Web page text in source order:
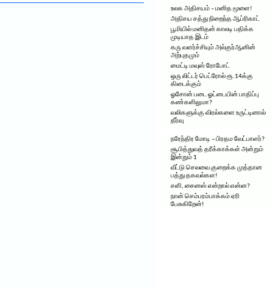
உலக அதிசயம் – மனித மூளை!
அதிசய சத்து நிறைந்த ஆப்ரிகாட்
பூமியில் மனிதன் காலடி பதிக்க
முடியாத இடம்
கரு வளர்ச்சியும் அல்குர்ஆனின்
அற்புதமும்
மைட்டி மவுஸ் ரோபோட்
ஒரு லிட்டர் பெட்ரோல் ரூ.14க்கு
கிடைக்கும்
ஓசோன் படை ஓட்டையின் பாதிப்பு
கண்களிலுமா?
வலிகளுக்கு விரல்களை உருட்டினால்
தீர்வு
நரேந்திர மோடி – பிரதம வேட்பாளர்?
சூபித்துவத் தரீக்காக்கள் அன்றும்
இன்றும் 1
வீட்டு செலவை குறைக்க முத்தான
பத்து தகவல்கள!
சளி, சைனஸ் என்றால் என்ன?
நான் செம்பரம்பாக்கம் ஏரி
பேசுகிறேன்!